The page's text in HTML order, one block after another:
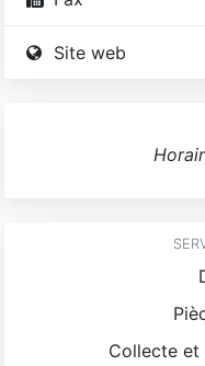
Site web
Collecte et